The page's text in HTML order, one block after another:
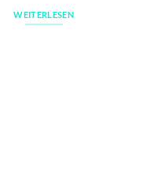
WEITERLESEN